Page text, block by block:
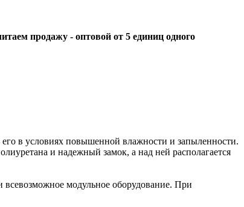
продажу - оптовой от 5 единиц одного
его в условиях повышенной влажности и запыленности.
и надежный замок, а над ней располагается
модульное оборудование. При